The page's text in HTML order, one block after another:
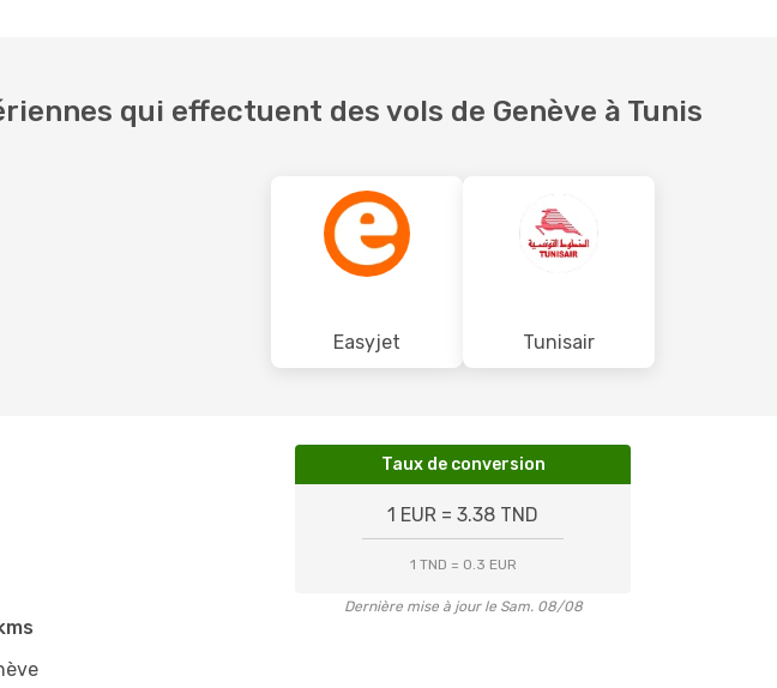
qui effectuent des vols de Genève à Tunis
Easyjet Tunisair
Taux de conversion
1 EUR = 3.38 TND
1 TND = 0.3 EUR
Dernière mise à jour le Sam. 08/08